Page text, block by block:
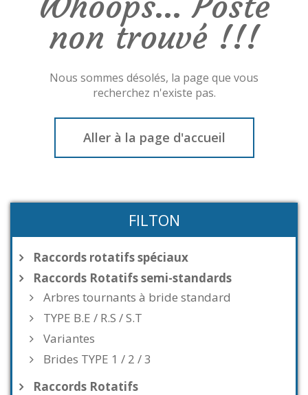
non trouvé !!!
Nous sommes désolés, la page que vous
recherchez n'existe pas.
Aller à la page d'accueil
FILTON
Raccords rotatifs spéciaux
Raccords Rotatifs semi-standards
Arbres tournants à bride standard
TYPE B.E / R.S / S.T
Variantes
Brides TYPE 1 / 2 / 3
Raccords Rotatifs